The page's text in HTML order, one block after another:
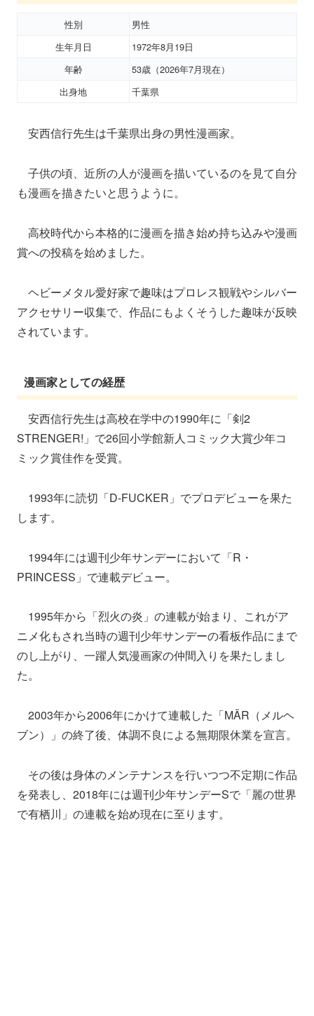
性別
男性
生年月日
1972年8月19日
年齢
53歳（2026年7月現在）
出身地
千葉県
安西信行先生は千葉県出身の男性漫画家。
子供の頃、近所の人が漫画を描いているのを見て自分
も漫画を描きたいと思うように。
高校時代から本格的に漫画を描き始め持ち込みや漫画
賞への投稿を始めました。
ヘビーメタル愛好家で趣味はプロレス観戦やシルバー
アクセサリー収集で、作品にもよくそうした趣味が反映
されています。
漫画家としての経歴
安西信行先生は高校在学中の1990年に「剣2
STRENGER!」で26回小学館新人コミック大賞少年コ
ミック賞佳作を受賞。
1993年に読切「D-FUCKER」でプロデビューを果た
します。
1994年には週刊少年サンデーにおいて「R・
PRINCESS」で連載デビュー。
1995年から「烈火の炎」の連載が始まり、これがア
ニメ化もされ当時の週刊少年サンデーの看板作品にまで
のし上がり、一躍人気漫画家の仲間入りを果たしまし
た。
2003年から2006年にかけて連載した「MÄR（メルヘ
ブン）」の終了後、体調不良による無期限休業を宣言。
その後は身体のメンテナンスを行いつつ不定期に作品
を発表し、2018年には週刊少年サンデーSで「麗の世界
で有栖川」の連載を始め現在に至ります。